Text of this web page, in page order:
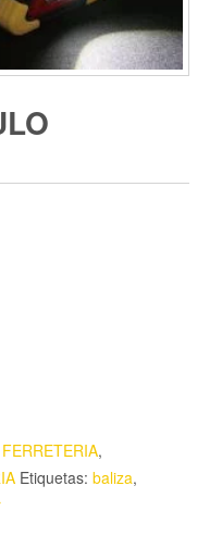
FERRETERIA,
Etiquetas: baliza,